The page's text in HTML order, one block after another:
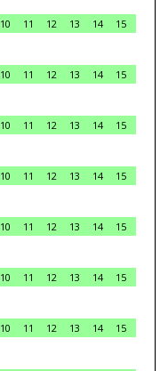
10 11 12 13 14
15
10 11 12 13 14
15
10 11 12 13 14
15
10 11 12 13 14
15
10 11 12 13 14
15
10 11 12 13 14
15
10 11 12 13 14
15